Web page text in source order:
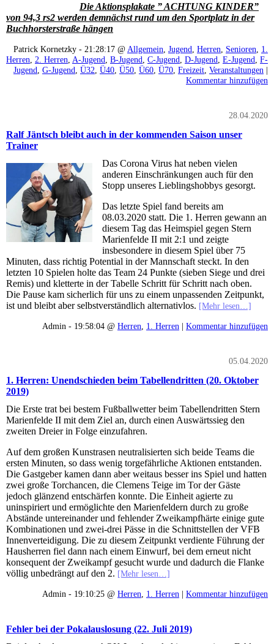
Die Aktionsplakate ” ACHTUNG KINDER”
von 94,3 rs2 werden demnächst rund um den Sportplatz in der
Buchhorsterstraße hängen
Patrick Kornetzky - 21:28:17 @ Allgemein Jugend Herren Senioren
1.
Herren
2. Herren A-Jugend B-Jugend C-Jugend D-Jugend E-Jugend F-
Jugend G-Jugend Ü32 Ü40 Ü50 Ü60 Ü70 Freizeit Veranstaltungen |
Kommentar hinzufügen
28.04.2020
Ralf Jäntsch bleibt auch in der kommenden Saison unser
Trainer
Das Corona Virus hat neben vielen
anderen Einschränkungen auch für den
Stopp unseres Lieblingshobbys gesorgt.
Das letzte Spiel fand bereits am
08.03.2020 statt. Die 1. Herren gewann an
diesem Tag das Heimspiel gegen Stern
Marienfelde II mit 2:1 und zeigte
insbesondere in diesem Spiel über 75
Minuten, dass richtig Potential in der Mannschaft steckt. In den
letzten 10 Spielen holte das Team 24 Punkte (sieben Siege und drei
Remis) und kletterte in der Tabelle Schritt für Schritt nach oben.
Die Pause kam sicherlich für uns zu einem unpassenden Zeitpunkt,
ist und bleibt aber selbstverständlich alternativlos. [Mehr lesen…]
Admin - 19:58:04 @ Herren 1. Herren | Kommentar hinzufügen
05.04.2020
1. Herren: Unendschieden beim Tabellendritten (20. Oktober
2019)
Die Erste trat bei bestem Fußballwetter beim Tabellendritten Stern
Marienfelde II mit dem Ziel an, durch einen Auswärtssieg den
zweiten Dreier in Folge einzufahren.
Auf dem großen Kunstrasen neutralisierten sich beide Teams die
ersten Minuten, so dass wenig torgefährliche Aktionen entstanden.
Die Gastgeber kamen dann aber weitaus besser ins Spiel und hatten
zwei große Torchancen, die Clemens Teige im Tor der Gäste
jedoch glänzend entschärfen konnte. Die Einheit agierte zu
uninspiriert und ermöglichte den Marienfeldern durch zu große
Abstände untereinander und fehlender Zweikampfhärte einige gute
Kombinationen und zwei-drei Pässe in die Schnittstellen der VFB
Innenverteidigung. Die zu diesem Zeitpunkt verdiente Führung der
Hausherren fiel dann nach einem Einwurf, bei dem erneut nicht
konsequent der Zweikampf gesucht wurde und dadurch die Flanke
völlig unbedrängt auf den 2. [Mehr lesen…]
Admin - 19:10:25 @ Herren, 1. Herren | Kommentar hinzufügen
Fehler bei der Pokalauslosung (22. Juli 2019)